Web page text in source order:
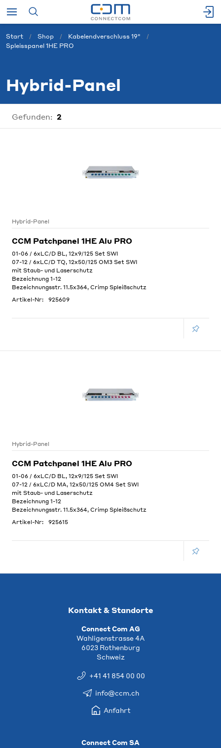
Start Shop
Kabelendverschluss 19"
Spleisspanel 1HE PRO
Hybrid-Panel
Gefunden: 2
Hybrid-Panel
CCM Patchpanel 1HE Alu PRO
01-06 / 6xLC/D BL, 12x9/125 Set SWI
07-12 / 6xLC/D TQ, 12x50/125 OM3 Set SWI
mit Staub- und Laserschutz
Bezeichnung 1-12
Bezeichnungsstr. 11.5x364, Crimp Spleißschutz
Artikel-Nr:
925609
Hybrid-Panel
CCM Patchpanel 1HE Alu PRO
01-06 / 6xLC/D BL, 12x9/125 Set SWI
07-12 / 6xLC/D MA, 12x50/125 OM4 Set SWI
mit Staub- und Laserschutz
Bezeichnung 1-12
Bezeichnungsstr. 11.5x364, Crimp Spleißschutz
Artikel-Nr:
925615
Kontakt & Standorte
Connect Com AG
Wahligenstrasse 4A
6023 Rothenburg
Schweiz
+41 41 854 00 00
info@ccm.ch
Anfahrt
Connect Com SA